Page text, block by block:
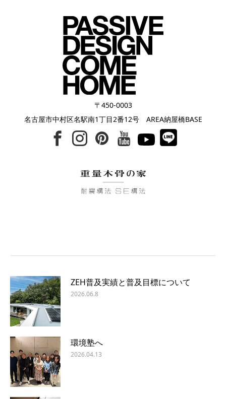
〒450-0003
名古屋市中村区名駅南1丁目2番12号 AREA納屋橋BASE
ZEH普及実績と普及目標について
2026.06.8
環境塾へ
2026.04.13